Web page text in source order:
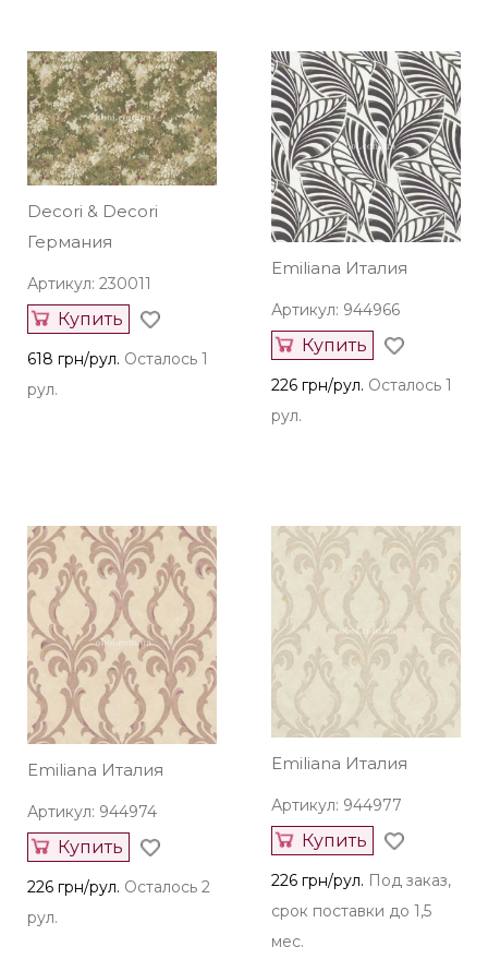
Decori & Decori
Германия
Артикул: 230011
Купить
618 грн/рул. Осталось 1
рул.
Emiliana Италия
Артикул: 944966
Купить
226 грн/рул. Осталось 1
рул.
Emiliana Италия
Артикул: 944974
Купить
226 грн/рул. Осталось 2
рул.
Emiliana Италия
Артикул: 944977
Купить
226 грн/рул. Под заказ,
срок поставки до 1,5
мес.